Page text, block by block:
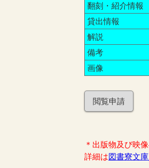
翻刻・紹介情報
貸出情報
解説
備考
画像
閲覧申請
＊出版物及び映
詳細は図書寮文